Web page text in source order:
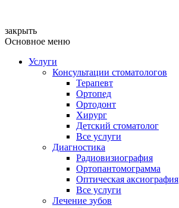
закрыть
Основное меню
Услуги
Консультации стоматологов
Терапевт
Ортопед
Ортодонт
Хирург
Детский стоматолог
Все услуги
Диагностика
Радиовизиография
Ортопантомограмма
Оптическая аксиография
Все услуги
Лечение зубов